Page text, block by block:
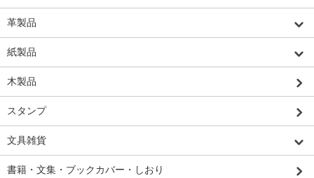
革製品
紙製品
木製品
スタンプ
文具雑貨
書籍・文集・ブックカバー・しおり